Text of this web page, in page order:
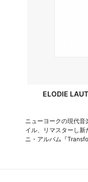
ELODIE
ニューヨークの現代
イル、リマスターし新
ニ・アルバム『